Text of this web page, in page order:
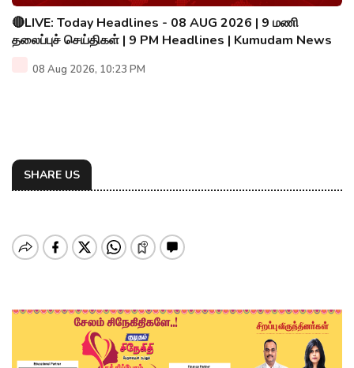
🔴LIVE: Today Headlines - 08 AUG 2026 | 9 மணி
தலைப்புச் செய்திகள் | 9 PM Headlines | Kumudam News
08 Aug 2026, 10:23 PM
SHARE US